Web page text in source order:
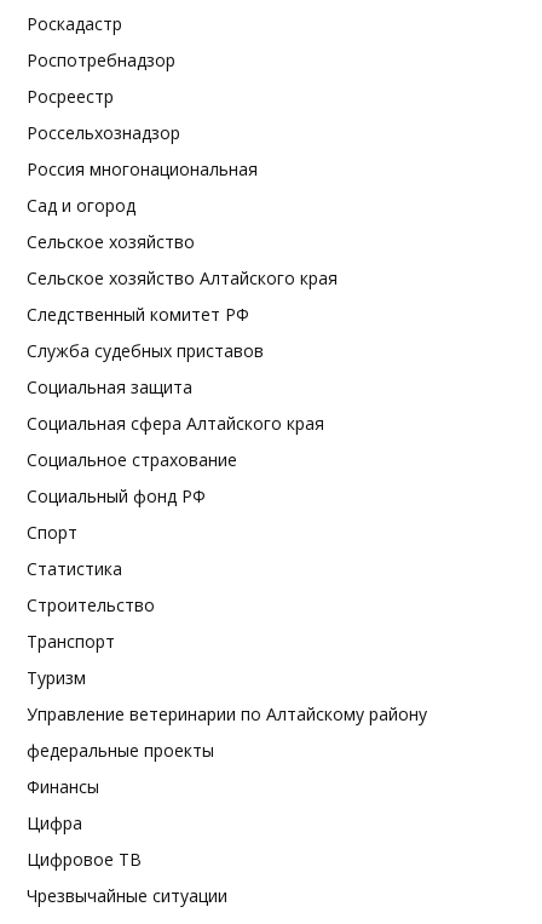
Роскадастр
Роспотребнадзор
Росреестр
Россельхознадзор
Россия многонациональная
Сад и огород
Сельское хозяйство
Сельское хозяйство Алтайского края
Следственный комитет РФ
Служба судебных приставов
Социальная защита
Социальная сфера Алтайского края
Социальное страхование
Социальный фонд РФ
Спорт
Статистика
Строительство
Транспорт
Туризм
Управление ветеринарии по Алтайскому району
федеральные проекты
Финансы
Цифра
Цифровое ТВ
Чрезвычайные ситуации